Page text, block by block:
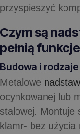
przyspieszyć
Czym są
pełnią
Budowa i
Metalowe
ocynkowanej lub
stalowej. Montuje
klamr- bez